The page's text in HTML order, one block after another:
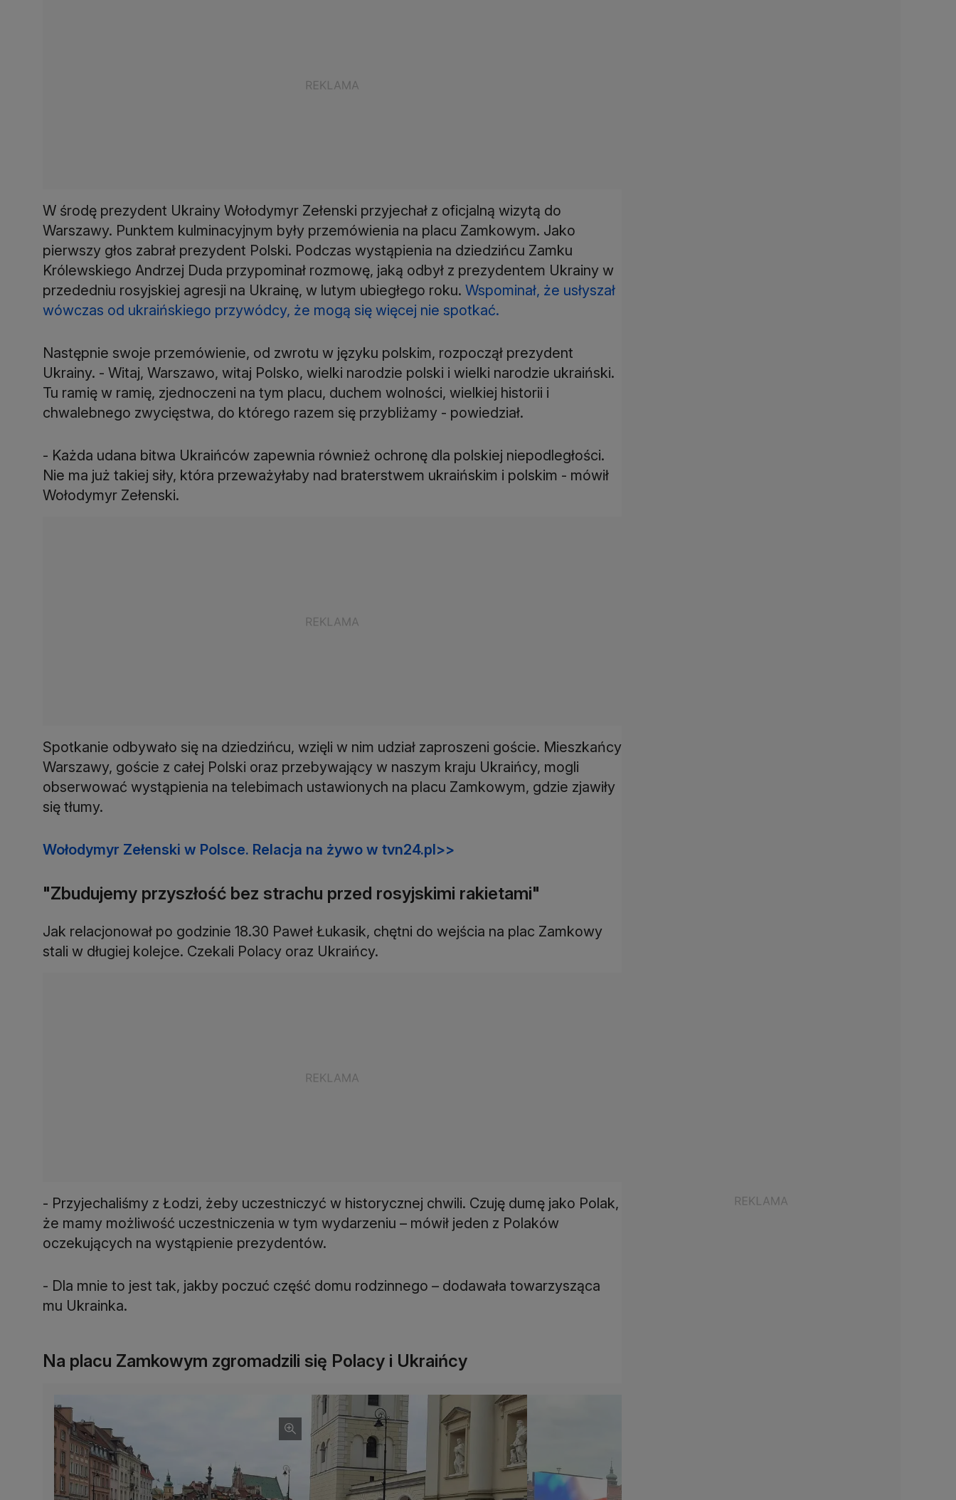
W środę prezydent Ukrainy Wołodymyr Zełenski przyjechał z oficjalną wizytą do
Warszawy. Punktem kulminacyjnym były przemówienia na placu Zamkowym. Jako
pierwszy głos zabrał prezydent Polski. Podczas wystąpienia na dziedzińcu Zamku
Królewskiego Andrzej Duda przypominał rozmowę, jaką odbył z prezydentem Ukrainy w
przededniu rosyjskiej agresji na Ukrainę, w lutym ubiegłego roku. Wspominał, że usłyszał
wówczas od ukraińskiego przywódcy, że mogą się więcej nie spotkać.
Następnie swoje przemówienie, od zwrotu w języku polskim, rozpoczął prezydent
Ukrainy. - Witaj, Warszawo, witaj Polsko, wielki narodzie polski i wielki narodzie ukraiński.
Tu ramię w ramię, zjednoczeni na tym placu, duchem wolności, wielkiej historii i
chwalebnego zwycięstwa, do którego razem się przybliżamy - powiedział.
- Każda udana bitwa Ukraińców zapewnia również ochronę dla polskiej niepodległości.
Nie ma już takiej siły, która przeważyłaby nad braterstwem ukraińskim i polskim - mówił
Wołodymyr Zełenski.
Spotkanie odbywało się na dziedzińcu, wzięli w nim udział zaproszeni goście. Mieszkańcy
Warszawy, goście z całej Polski oraz przebywający w naszym kraju Ukraińcy, mogli
obserwować wystąpienia na telebimach ustawionych na placu Zamkowym, gdzie zjawiły
się tłumy.
Wołodymyr Zełenski w Polsce. Relacja na żywo w tvn24.pl>>
"Zbudujemy przyszłość bez strachu przed rosyjskimi rakietami"
Jak relacjonował po godzinie 18.30 Paweł Łukasik, chętni do wejścia na plac Zamkowy
stali w długiej kolejce. Czekali Polacy oraz Ukraińcy.
- Przyjechaliśmy z Łodzi, żeby uczestniczyć w historycznej chwili. Czuję dumę jako Polak,
że mamy możliwość uczestniczenia w tym wydarzeniu – mówił jeden z Polaków
oczekujących na wystąpienie prezydentów.
- Dla mnie to jest tak, jakby poczuć część domu rodzinnego – dodawała towarzysząca
mu Ukrainka.
Na placu Zamkowym zgromadzili się Polacy i Ukraińcy